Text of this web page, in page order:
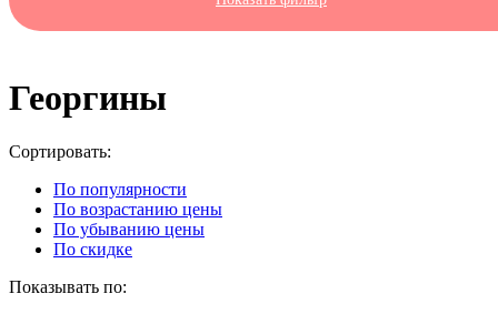
Георгины
Cортировать:
По популярности
По возрастанию цены
По убыванию цены
По скидке
Показывать по: